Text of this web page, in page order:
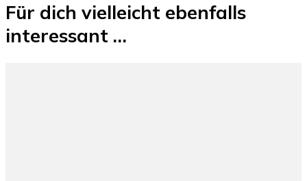
Für dich vielleicht ebenfalls
interessant …